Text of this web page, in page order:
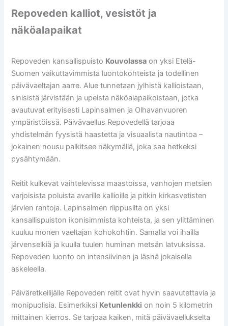
Repoveden kalliot, vesistöt ja
näköalapaikat
Repoveden kansallispuisto Kouvolassa on yksi Etelä-
Suomen vaikuttavimmista luontokohteista ja todellinen
päivävaeltajan aarre. Alue tunnetaan jylhistä kallioistaan,
sinisistä järvistään ja upeista näköalapaikoistaan, jotka
avautuvat erityisesti Lapinsalmen ja Olhavanvuoren
ympäristöissä. Päivävaellus Repovedellä tarjoaa
yhdistelmän fyysistä haastetta ja visuaalista nautintoa –
jokainen nousu palkitsee näkymällä, joka saa hetkeksi
pysähtymään.
Reitit kulkevat vaihtelevissa maastoissa, vanhojen metsien
varjoisista poluista avarille kallioille ja pitkin kirkasvetisten
järvien rantoja. Lapinsalmen riippusilta on yksi
kansallispuiston ikonisimmista kohteista, ja sen ylittäminen
kuuluu monen vaeltajan kohokohtiin. Samalla voi ihailla
järvenselkiä ja kuulla tuulen huminan metsän latvuksissa.
Repoveden luonto on intensiivinen ja läsnä jokaisella
askeleella.
Päiväretkeilijälle Repoveden reitit ovat hyvin saavutettavia ja
monipuolisia. Esimerkiksi Ketunlenkki on noin 5 kilometrin
mittainen kierros. Se tarjoaa kaiken, mitä päivävaellukselta